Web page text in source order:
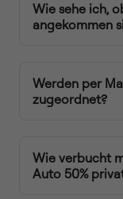
Wie sehe ich,
angekommen
Werden per
zugeordnet?
Wie verbucht
Auto 50%